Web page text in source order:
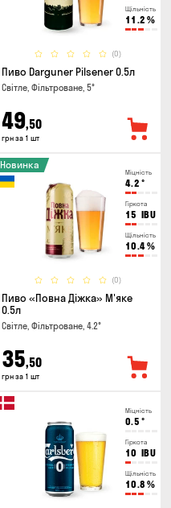
Щільність
11.2 %
(0)
Пиво Darguner Pilsener 0.5л
Світле, Фільтроване, 5°
49,50
грн за 1 шт
Міцність
4.2 °
Гіркота
15 IBU
Щільність
10.4%
(0)
Новинка
Пиво «Повна Діжка» М'яке
0.5л
Світле, Фільтроване, 4.2°
35,50
грн за 1 шт
Міцність
0.5 °
Гіркота
10 IBU
Щільність
10.8 %